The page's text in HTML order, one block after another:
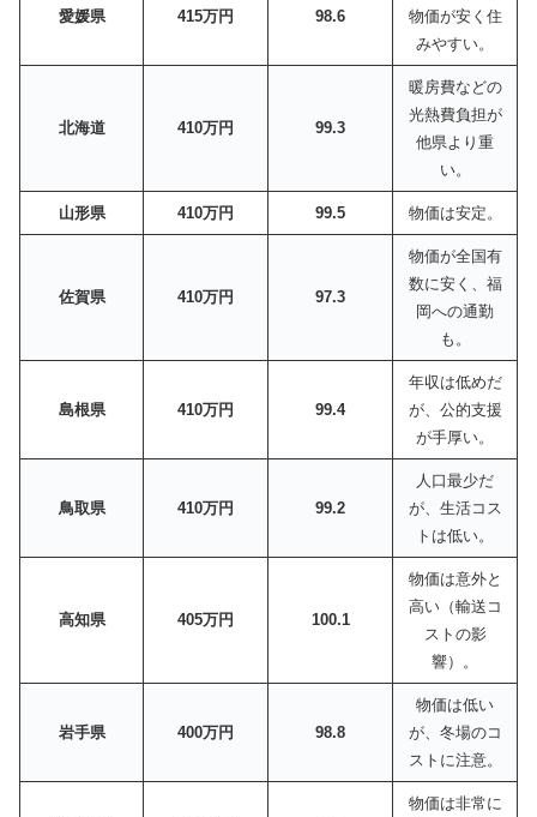
愛媛県 415万円 98.6
物価が安く住
みやすい。
北海道 410万円 99.3
暖房費などの
光熱費負担が
他県より重
い。
山形県 410万円 99.5 物価は安定。
佐賀県 410万円 97.3
物価が全国有
数に安く、福
岡への通勤
も。
島根県 410万円 99.4
年収は低めだ
が、公的支援
が手厚い。
鳥取県 410万円 99.2
人口最少だ
が、生活コス
トは低い。
高知県 405万円 100.1
物価は意外と
高い（輸送コ
ストの影
響）。
岩手県 400万円 98.8
物価は低い
が、冬場のコ
ストに注意。
物価は非常に